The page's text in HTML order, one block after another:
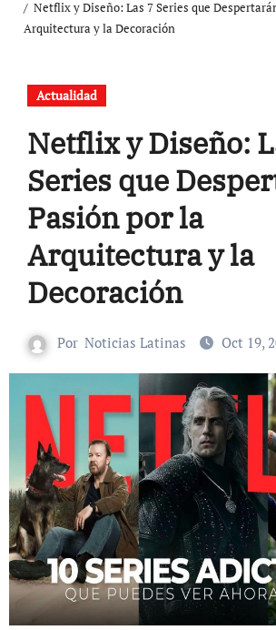
Netflix y Diseño: Las 7 Series que
Arquitectura y la Decoración
Actualidad
Netflix y Diseño:
Series que
Pasión por la
Arquitectura y la
Decoración
Por Noticias Latinas Oct 19,